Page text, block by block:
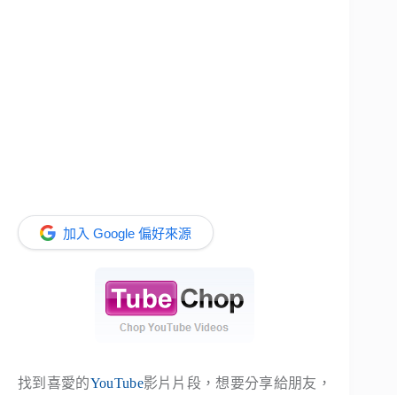
加入 Google 偏好來源
找到喜愛的YouTube影片片段，想要分享給朋友，